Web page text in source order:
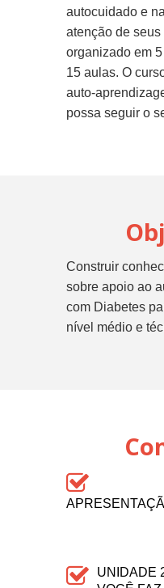
autocuidado e
atenção de
organizado em
15 aulas. O
auto-
possa seguir o
Construir
sobre apoio ao
com Diabetes
nível médio e
UNIDADE